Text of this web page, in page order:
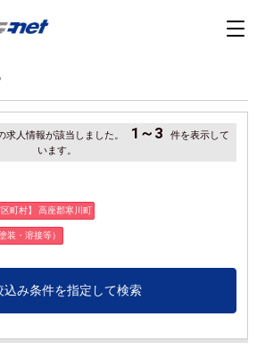
求人情報が該当しました。 1～3
件を表示して
います。
区町村】 高座郡寒川町
装・溶接等）
込み条件を指定して検索